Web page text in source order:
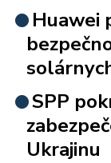
Huawei
SPP
Ukrajinu